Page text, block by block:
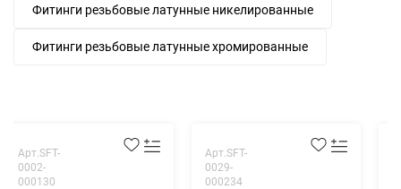
Фитинги резьбовые латунные никелированные
Фитинги резьбовые латунные хромированные
Арт.SFT-
0002-
000130
Арт.SFT-
0029-
000234